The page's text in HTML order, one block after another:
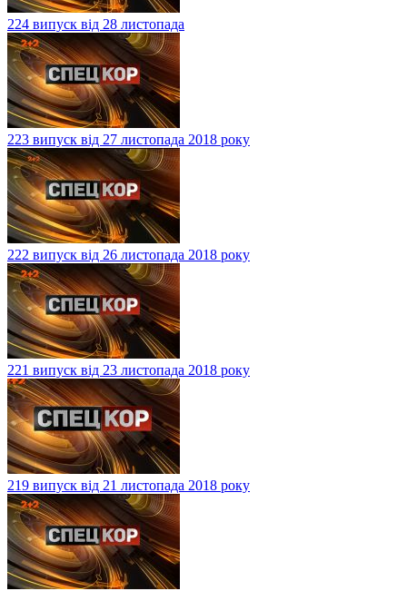
224 випуск від 28 листопада
223 випуск від 27 листопада 2018 року
222 випуск від 26 листопада 2018 року
221 випуск від 23 листопада 2018 року
219 випуск від 21 листопада 2018 року